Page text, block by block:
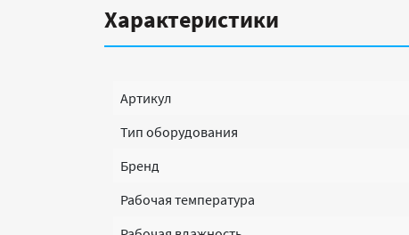
Характеристики
Артикул
Тип оборудования
Бренд
Рабочая температура